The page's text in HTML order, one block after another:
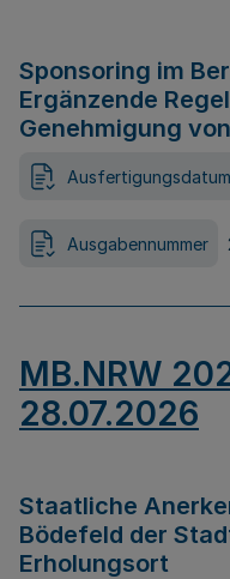
Sponsoring im
Ergänzende
Genehmigung
Ausfertigungsdatum
Ausgabennummer
MB.NRW
28.07.2026
Staatliche
Bödefeld der
Erholungsort